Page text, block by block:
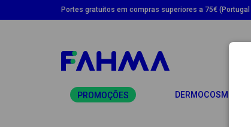
Portes gratuitos em compras superiores a 75€
PROMOÇÕES DERMOCOSMÉTICA